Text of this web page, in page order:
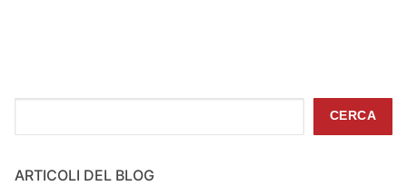
CERCA
ARTICOLI DEL BLOG